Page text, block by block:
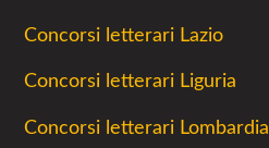
Concorsi letterari Lazio
Concorsi letterari Liguria
Concorsi letterari Lombardia